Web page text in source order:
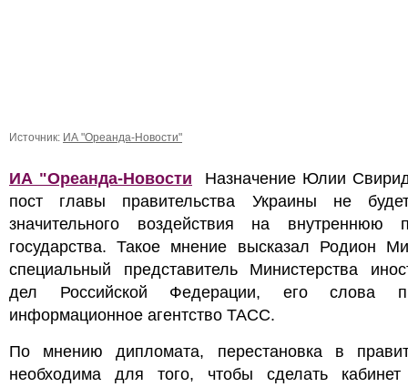
Источник: ИА "Ореанда-Новости"
ИА "Ореанда-Новости
Назначение Юлии
пост главы правительства Украины не
значительного воздействия на внутреннюю
государства. Такое мнение высказал Родион
специальный представитель Министерства
дел Российской Федерации, его слова
информационное агентство ТАСС.
По мнению дипломата, перестановка в
необходима для того, чтобы сделать